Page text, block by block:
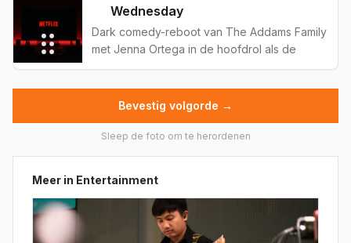
Sapkowski.
Wednesday
Dark comedy-reboot van The Addams Family
met Jenna Ortega in de hoofdrol als de
grimmige, sarcatische Wednesday Addams.
Bevestig volgorde →
Sleep de foto om te herordenen
Meer in Entertainment